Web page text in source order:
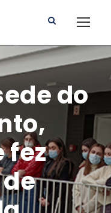
do
fez